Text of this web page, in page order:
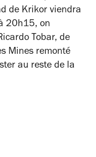
de Krikor viendra
20h15, on
Tobar, de
Mines remonté
au reste de la